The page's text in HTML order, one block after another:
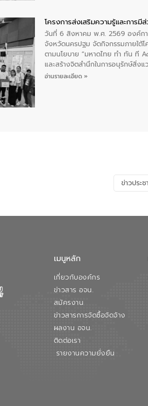
โครงการส่งเสริมความรู้และการ
วันที่ 6 สิงหาคม พ.ศ. 2569 องค์กา
จังหวัดนครปฐม จัดกิจกรรมภายใต้โ
ตามนโยบาย “มหาดไทย ทำ ทัน ที
และสร้างจิตสำนึกในการอนุรักษ์สิ่ง
ของน้ำเสีย แนวทางการลดการเกิด
อ่านรายละเอียด »
ข่าวประ
เมนูหลัก
เกี่ยวกับองค์กร
ข่าวสาร อจน.
สมัครงาน
ข่าวสารการจัดซื้อจัดจ้าง
ผลงาน อจน.
ติดต่อเรา
รายงานความยั่งยืน